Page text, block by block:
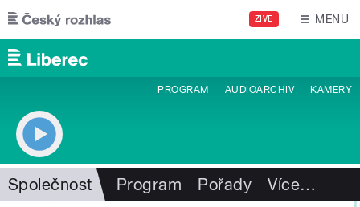
Přejít k hlavnímu obsahu
ŽIVĚ MENU
PROGRAM AUDIOARCHIV KAMERY
Společnost Program Pořady Více…